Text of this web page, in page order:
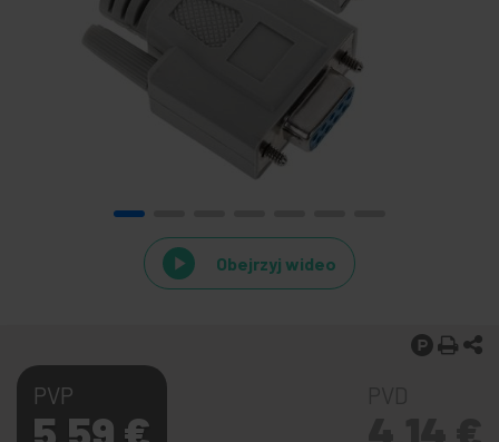
Obejrzyj wideo
PVP